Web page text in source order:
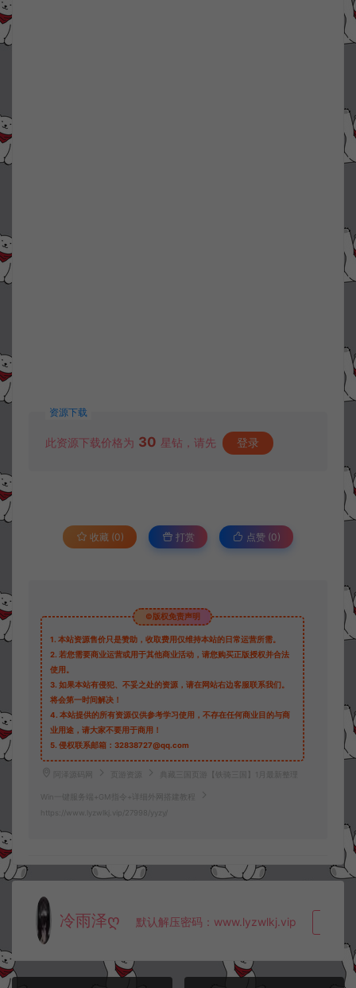
资源下载
此资源下载价格为 30 星钻，请先 登录
收藏 (0) 打赏 点赞 (0)
©版权免责声明
1. 本站资源售价只是赞助，收取费用仅维持本站的日常运营所需。
2. 若您需要商业运营或用于其他商业活动，请您购买正版授权并合法
使用。
3. 如果本站有侵犯、不妥之处的资源，请在网站右边客服联系我们。
将会第一时间解决！
4. 本站提供的所有资源仅供参考学习使用，不存在任何商业目的与商
业用途，请大家不要用于商用！
5. 侵权联系邮箱：32838727@qq.com
阿泽源码网 页游资源 典藏三国页游【铁骑三国】1月最新整理
Win一键服务端+GM指令+详细外网搭建教程
https://www.lyzwlkj.vip/27998/yyzy/
冷雨泽ღ 默认解压密码：www.lyzwlkj.vip